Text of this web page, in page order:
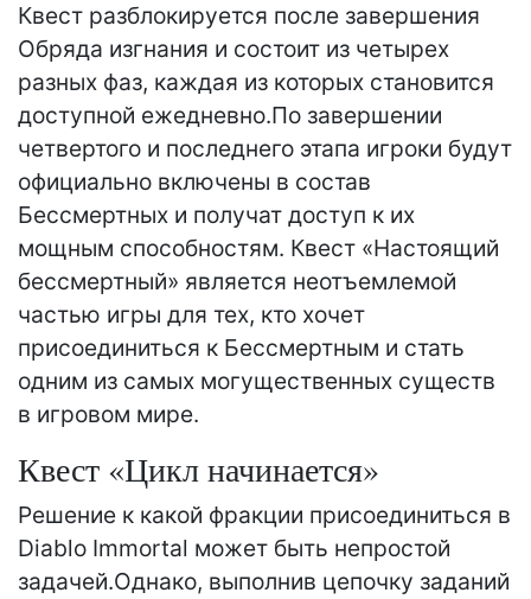
Квест разблокируется после завершения
Обряда изгнания и состоит из четырех
разных фаз, каждая из которых становится
доступной ежедневно.По завершении
четвертого и последнего этапа игроки будут
официально включены в состав
Бессмертных и получат доступ к их
мощным способностям. Квест «Настоящий
бессмертный» является неотъемлемой
частью игры для тех, кто хочет
присоединиться к Бессмертным и стать
одним из самых могущественных существ
в игровом мире.
Квест «Цикл начинается»
Решение к какой фракции присоединиться в
Diablo Immortal может быть непростой
задачей.Однако, выполнив цепочку заданий